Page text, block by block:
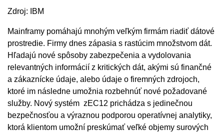
Zdroj: IBM
Mainframy pomáhajú mnohým veľkým firmám riadiť dátové
prostredie. Firmy dnes zápasia s rastúcim množstvom dát.
Hľadajú nové spôsoby zabezpečenia a vydolovania
relevantných informácií z kritických dát, akými sú finančné
a zákaznícke údaje, alebo údaje o firemných zdrojoch,
ktoré im následne umožnia rozbehnúť nové požadované
služby. Nový systém zEC12 prichádza s jedinečnou
bezpečnosťou a výraznou podporou operatívnej analytiky,
ktorá klientom umožní preskúmať veľké objemy surových